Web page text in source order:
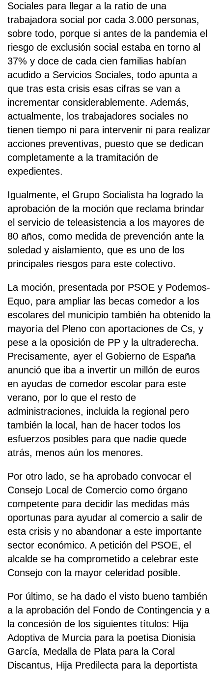
Sociales para llegar a la ratio de una
trabajadora social por cada 3.000 personas,
sobre todo, porque si antes de la pandemia el
riesgo de exclusión social estaba en torno al
37% y doce de cada cien familias habían
acudido a Servicios Sociales, todo apunta a
que tras esta crisis esas cifras se van a
incrementar considerablemente. Además,
actualmente, los trabajadores sociales no
tienen tiempo ni para intervenir ni para realizar
acciones preventivas, puesto que se dedican
completamente a la tramitación de
expedientes.
Igualmente, el Grupo Socialista ha logrado la
aprobación de la moción que reclama brindar
el servicio de teleasistencia a los mayores de
80 años, como medida de prevención ante la
soledad y aislamiento, que es uno de los
principales riesgos para este colectivo.
La moción, presentada por PSOE y Podemos-
Equo, para ampliar las becas comedor a los
escolares del municipio también ha obtenido la
mayoría del Pleno con aportaciones de Cs, y
pese a la oposición de PP y la ultraderecha.
Precisamente, ayer el Gobierno de España
anunció que iba a invertir un millón de euros
en ayudas de comedor escolar para este
verano, por lo que el resto de
administraciones, incluida la regional pero
también la local, han de hacer todos los
esfuerzos posibles para que nadie quede
atrás, menos aún los menores.
Por otro lado, se ha aprobado convocar el
Consejo Local de Comercio como órgano
competente para decidir las medidas más
oportunas para ayudar al comercio a salir de
esta crisis y no abandonar a este importante
sector económico. A petición del PSOE, el
alcalde se ha comprometido a celebrar este
Consejo con la mayor celeridad posible.
Por último, se ha dado el visto bueno también
a la aprobación del Fondo de Contingencia y a
la concesión de los siguientes títulos: Hija
Adoptiva de Murcia para la poetisa Dionisia
García, Medalla de Plata para la Coral
Discantus, Hija Predilecta para la deportista